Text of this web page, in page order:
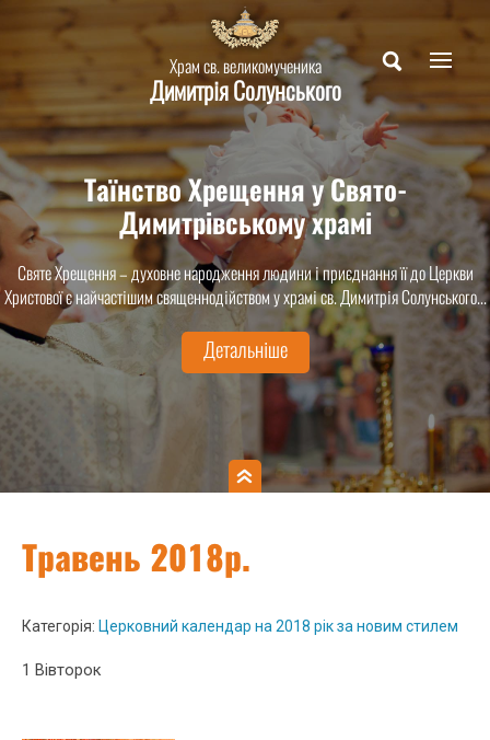
Храм св. великомученика
Димитрія Солунського
Таїнство Хрещення у Свято-
Димитрівському храмі
Святе Хрещення – духовне народження людини і приєднання її до Церкви
Христової є найчастішим священнодійством у храмі св. Димитрія Солунського...
Детальніше
Травень 2018р.
Категорія: Церковний календар на 2018 рік за новим стилем
1 Вівторок